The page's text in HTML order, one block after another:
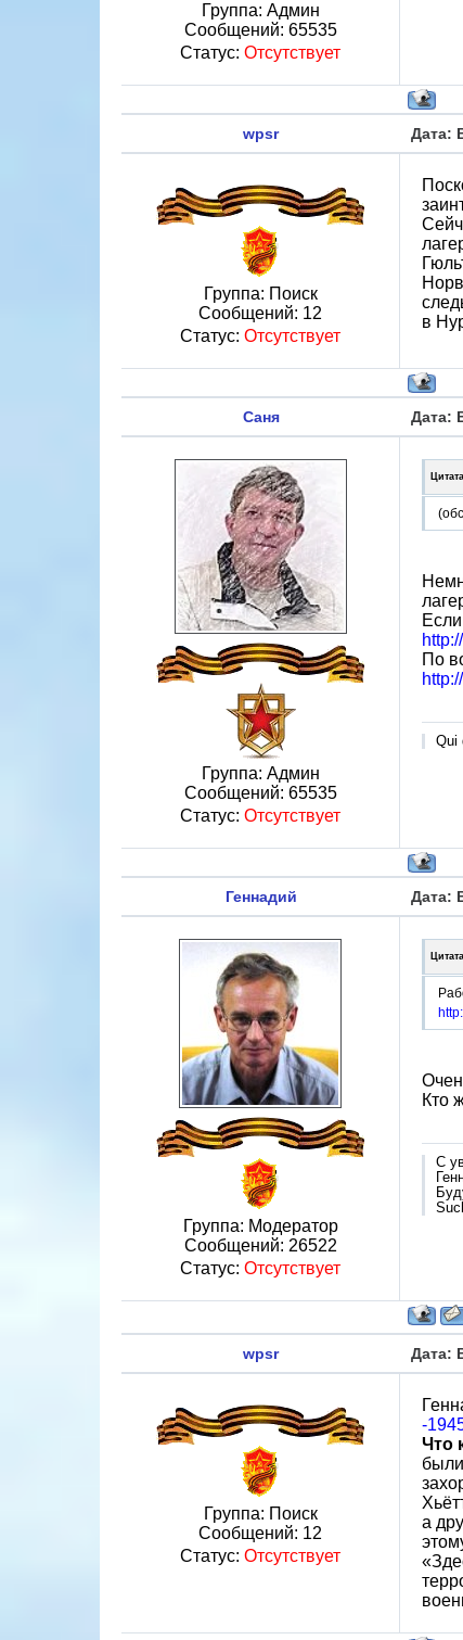
Группа: Админ
Сообщений: 65535
Статус: Отсутствует
wpsr Дата:
Группа: Поиск
Сообщений: 12
Статус: Отсутствует
в
Саня Дата:
Группа: Админ
Сообщений: 65535
Статус: Отсутствует
Цитата
По
Qui
Геннадий Дата:
Группа: Модератор
Сообщений: 26522
Статус: Отсутствует
Цитата
Кто
С
wpsr Дата:
Группа: Поиск
Сообщений: 12
Статус: Отсутствует
-
Что
а